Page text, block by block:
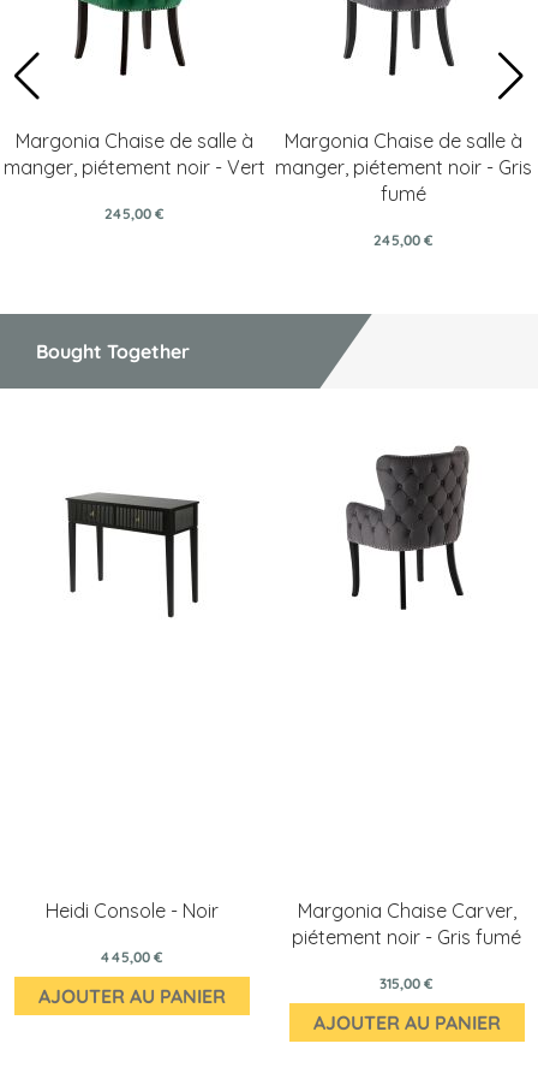
Margonia Chaise de salle à
manger, piétement noir - Vert
245,00 €
Margonia Chaise de salle à
manger, piétement noir - Gris
fumé
245,00 €
Bought Together
Heidi Console - Noir
445,00 €
AJOUTER AU PANIER
Margonia Chaise Carver,
piétement noir - Gris fumé
315,00 €
AJOUTER AU PANIER